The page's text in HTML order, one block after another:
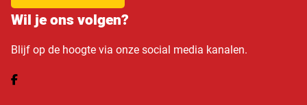
Wil je ons volgen?
Blijf op de hoogte via onze social media kanalen.